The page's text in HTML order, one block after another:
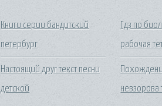
Книги серии бандитский
петербург
Настоящий друг текст песни
детской
Гдз по
рабочая
невзорова